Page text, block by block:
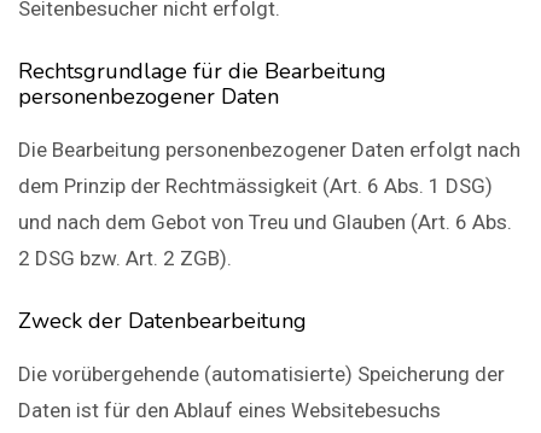
Seitenbesucher nicht erfolgt.
Rechtsgrundlage für die Bearbeitung
personenbezogener Daten
Die Bearbeitung personenbezogener Daten erfolgt nach
dem Prinzip der Rechtmässigkeit (Art. 6 Abs. 1 DSG)
und nach dem Gebot von Treu und Glauben (Art. 6 Abs.
2 DSG bzw. Art. 2 ZGB).
Zweck der Datenbearbeitung
Die vorübergehende (automatisierte) Speicherung der
Daten ist für den Ablauf eines Websitebesuchs